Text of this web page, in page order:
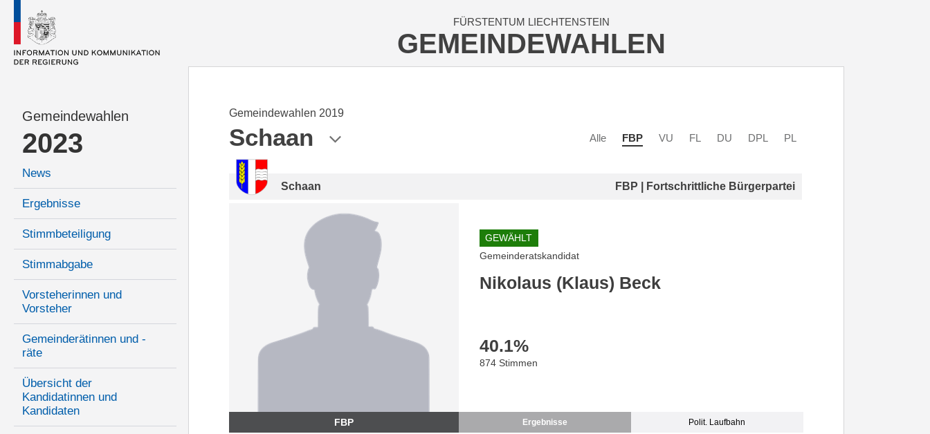
FÜRSTENTUM LIECHTENSTEIN
GEMEINDEWAHLEN
Gemeindewahlen
2023
News
Ergebnisse
Stimmbeteiligung
Stimmabgabe
Vorsteherinnen und
Vorsteher
Gemeinderätinnen und -
räte
Übersicht der
Kandidatinnen und
Kandidaten
Gemeindewahlen 2019
Schaan Alle FBP VU FL DU DPL PL
Schaan FBP | Fortschrittliche Bürgerpartei
FBP
GEWÄHLT
Gemeinderatskandidat
Nikolaus (Klaus) Beck
40.1%
874 Stimmen
Ergebnisse Polit. Laufbahn